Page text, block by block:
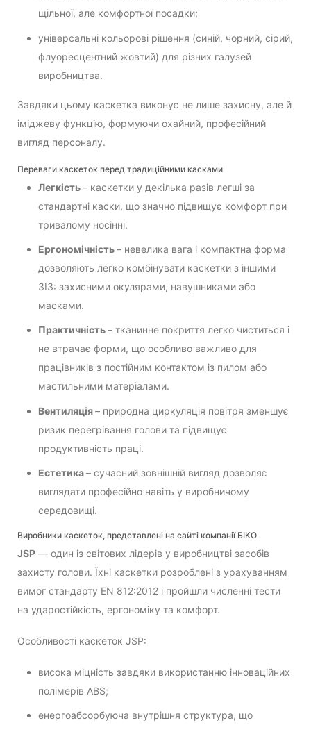
щільної, але комфортної посадки;
універсальні кольорові рішення (синій, чорний, сірий,
флуоресцентний жовтий) для різних галузей
виробництва.
Завдяки цьому каскетка виконує не лише захисну, але й
іміджеву функцію, формуючи охайний, професійний
вигляд персоналу.
Переваги каскеток перед традиційними касками
Легкість– каскетки у декілька разів легші за
стандартні каски, що значно підвищує комфорт при
тривалому носінні.
Ергономічність– невелика вага і компактна форма
дозволяють легко комбінувати каскетки з іншими
ЗІЗ: захисними окулярами, навушниками або
масками.
Практичність– тканинне покриття легко чиститься і
не втрачає форми, що особливо важливо для
працівників з постійним контактом із пилом або
мастильними матеріалами.
Вентиляція– природна циркуляція повітря зменшує
ризик перегрівання голови та підвищує
продуктивність праці.
Естетика– сучасний зовнішній вигляд дозволяє
виглядати професійно навіть у виробничому
середовищі.
Виробники каскеток, представлені на сайті компанії БІКО
JSP — один із світових лідерів у виробництві засобів
захисту голови. Їхні каскетки розроблені з урахуванням
вимог стандарту EN 812:2012 і пройшли численні тести
на ударостійкість, ергономіку та комфорт.
Особливості каскеток JSP:
висока міцність завдяки використанню інноваційних
полімерів ABS;
енергоабсорбуюча внутрішня структура, що